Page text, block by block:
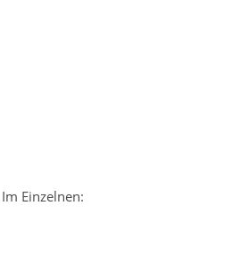
Einzelnen: